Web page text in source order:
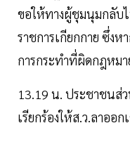
ขอให้ทางผู้ชุมนุมกลับ
ราชการเกียกกาย ซึ่ง
การกระทำที่ผิดกฎหม
13.19 น. ประชาชนส่
เรียกร้องให้ส.ว.ลาออก